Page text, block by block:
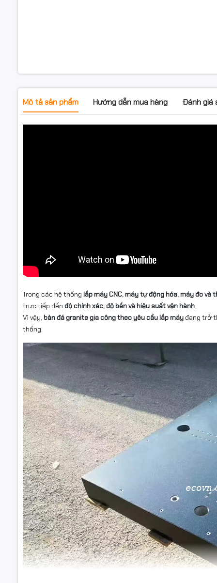
Mô tả sản phẩm Hướng dẫn mua hàng Đánh giá
Trong các hệ thống lắp máy CNC, máy tự động hóa, máy đo và
trực tiếp đến độ chính xác, độ bền và hiệu suất vận hành.
Vì vậy, bàn đá granite gia công theo yêu cầu lắp máyđang trở
thống.